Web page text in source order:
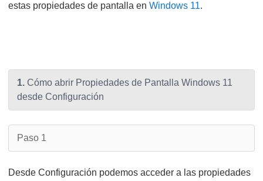
estas propiedades de pantalla en Windows 11.
1. Cómo abrir Propiedades de Pantalla Windows 11
desde Configuración
Paso 1
Desde Configuración podemos acceder a las propiedades